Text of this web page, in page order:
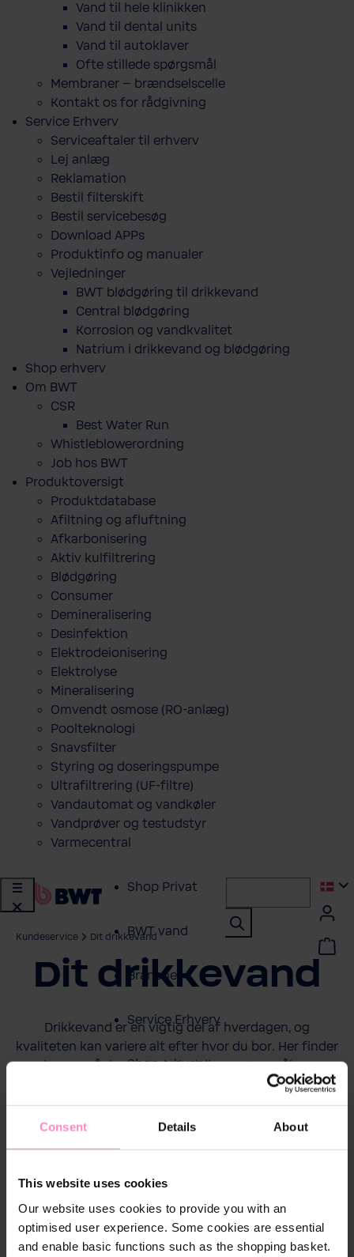
Consent Details About
This website uses cookies
Our website uses cookies to provide you with an
optimised user experience. Some cookies are essential
and enable basic functions such as the shopping basket.
Vand til hele klinikken
Vand til dental units
Vand til autoklaver
Ofte stillede spørgsmål
Membraner – brændselscelle
Kontakt os for rådgivning
Service Erhverv
Serviceaftaler til erhverv
Lej anlæg
Reklamation
Bestil filterskift
Bestil servicebesøg
Download APPs
Produktinfo og manualer
Vejledninger
BWT blødgøring til drikkevand
Central blødgøring
Korro­sion og vand­kva­litet
Natrium i drikkevand og blødgøring
Shop erhverv
Om BWT
CSR
Best Water Run
Whistleblowerordning
Job hos BWT
Produktoversigt
Produktdatabase
​Afiltning og afluftning
Afkarbonisering
Aktiv kulfiltrering
Blødgøring
Consumer
Demineralisering
Desinfektion
Elektrodeionisering
Elektrolyse
Mineralisering
Omvendt osmose (RO-anlæg)
Poolteknologi
Snavsfilter
Styring og doseringspumpe
Ultrafiltrering (UF-filtre)
Vandautomat og vandkøler
Vandprøver og testudstyr
Varmecentral
Shop Privat
BWT vand
Brancher
Service Erhverv
Shop erhverv
Om BWT
Produktoversigt
Kundeservice Dit drikkevand
Dit drikkevand
Drikkevand er en vigtig del af hverdagen, og
kvaliteten kan variere alt efter hvor du bor. Her finder
du svar på de mest almindelige spørgsmål om
filtrering, smag, vandhårdhed og BWT’s løsninger til
bedre drikkevand i hjemmet.